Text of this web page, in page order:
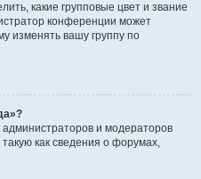
какие групповые цвет и звание
конференции может
изменять вашу группу по
и модераторов
как сведения о форумах,